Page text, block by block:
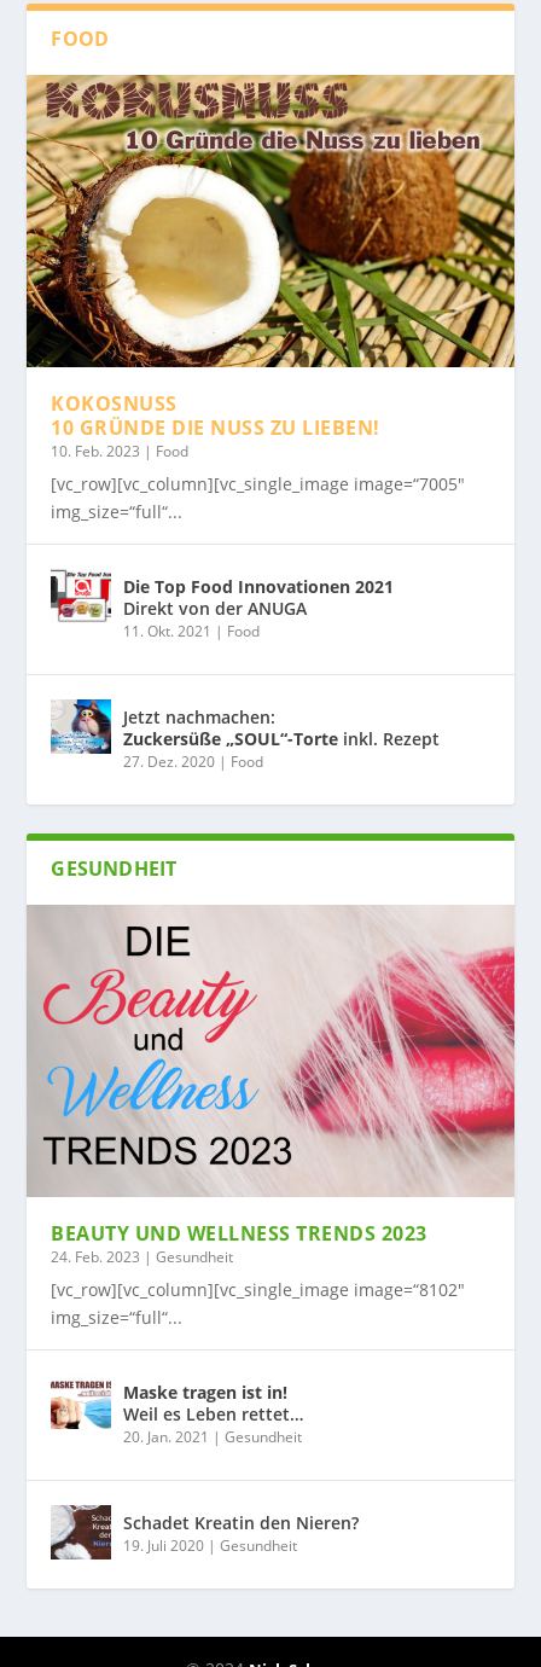
FOOD
KOKOSNUSS
10 GRÜNDE DIE NUSS ZU LIEBEN!
10. Feb. 2023 | Food
[vc_row][vc_column][vc_single_image image=“7005″
img_size=“full“...
Die Top Food Innovationen 2021
Direkt von der ANUGA
11. Okt. 2021 | Food
Jetzt nachmachen:
Zuckersüße „SOUL“-Torte inkl. Rezept
27. Dez. 2020 | Food
GESUNDHEIT
BEAUTY UND WELLNESS TRENDS 2023
24. Feb. 2023 |Gesundheit
[vc_row][vc_column][vc_single_image image=“8102″
img_size=“full“...
Maske tragen ist in!
Weil es Leben rettet…
20. Jan. 2021 |Gesundheit
Schadet Kreatin den Nieren?
19. Juli 2020 |Gesundheit